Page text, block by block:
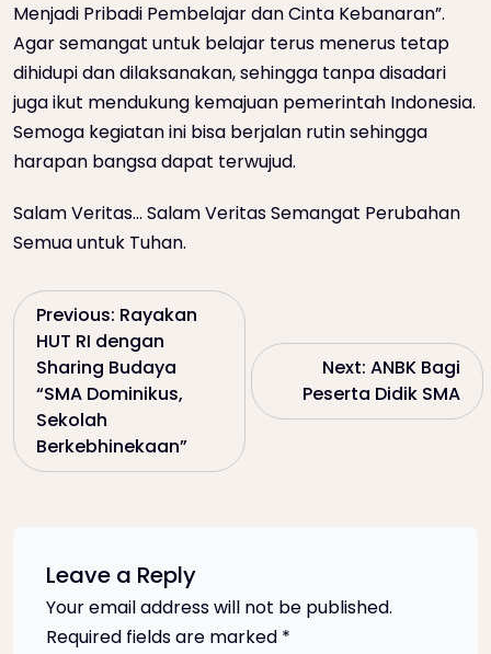
Menjadi Pribadi Pembelajar dan Cinta Kebanaran”.
Agar semangat untuk belajar terus menerus tetap
dihidupi dan dilaksanakan, sehingga tanpa disadari
juga ikut mendukung kemajuan pemerintah Indonesia.
Semoga kegiatan ini bisa berjalan rutin sehingga
harapan bangsa dapat terwujud.
Salam Veritas… Salam Veritas Semangat Perubahan
Semua untuk Tuhan.
P
t
Previous: Rayakan
HUT RI dengan
Sharing Budaya
“SMA Dominikus,
Sekolah
Berkebhinekaan”
Next: ANBK Bagi
Peserta Didik SMA
Leave a Reply
Your email address will not be published.
Required fields are marked *